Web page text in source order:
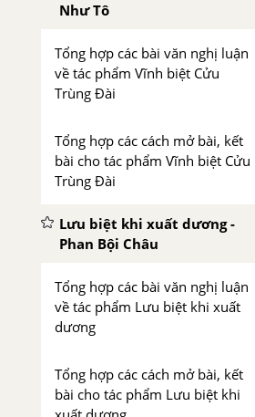
Như Tô
Tổng hợp các bài văn nghị luận
về tác phẩm Vĩnh biệt Cửu
Trùng Đài
Tổng hợp các cách mở bài, kết
bài cho tác phẩm Vĩnh biệt Cửu
Trùng Đài
Lưu biệt khi xuất dương -
Phan Bội Châu
Tổng hợp các bài văn nghị luận
về tác phẩm Lưu biệt khi xuất
dương
Tổng hợp các cách mở bài, kết
bài cho tác phẩm Lưu biệt khi